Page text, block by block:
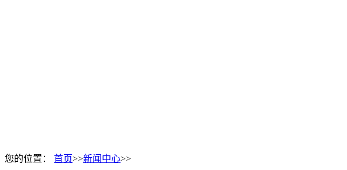
您的位置： 首页>>新闻中心>>